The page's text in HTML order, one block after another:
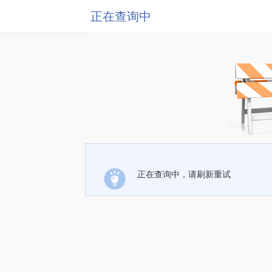
正在查询中
正在查询中，请刷新重试